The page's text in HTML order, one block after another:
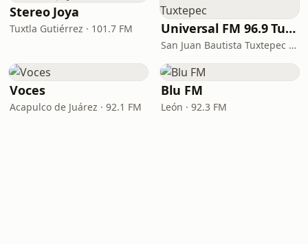
Stereo Joya
Tuxtla Gutiérrez · 101.7 FM Universal FM 96.9 Tuxtepec
San Juan Bautista Tuxtepec · 96.9 FM
Voces
Acapulco de Juárez · 92.1 FM
Blu FM
León · 92.3 FM